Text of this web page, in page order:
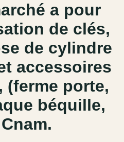
a pour
de clés,
de cylindre
accessoires
(ferme porte,
béquille,